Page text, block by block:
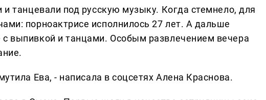
и танцевали под русскую музыку. Когда стемнело, для
порноактрисе исполнилось 27 лет. А дальше
с выпивкой и танцами. Особым развлечением вечера
Ева, - написала в соцсетях Алена Краснова.